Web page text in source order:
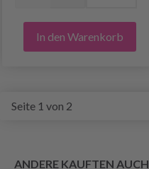
In den Warenkorb
Seite 1 von 2
ANDERE KAUFTEN AUCH